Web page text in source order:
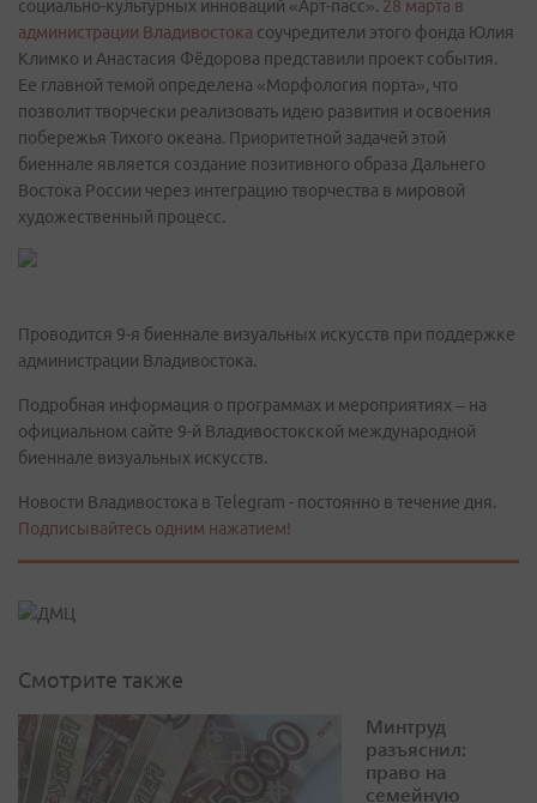
социально-культурных инноваций «Арт-пасс». 28 марта в
администрации Владивостока соучредители этого фонда Юлия
Климко и Анастасия Фёдорова представили проект события.
Ее главной темой определена «Морфология порта», что
позволит творчески реализовать идею развития и освоения
побережья Тихого океана. Приоритетной задачей этой
биеннале является создание позитивного образа Дальнего
Востока России через интеграцию творчества в мировой
художественный процесс.
Проводится 9-я биеннале визуальных искусств при поддержке
администрации Владивостока.
Подробная информация о программах и мероприятиях – на
официальном сайте 9-й Владивостокской международной
биеннале визуальных искусств.
Новости Владивостока в Telegram - постоянно в течение дня.
Подписывайтесь одним нажатием!
Смотрите также
Минтруд
разъяснил:
право на
семейную